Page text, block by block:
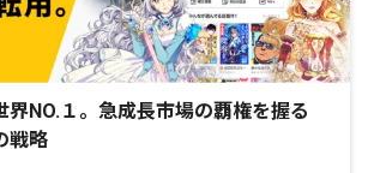
界NO.１。急成長市場の覇権を握る
戦略